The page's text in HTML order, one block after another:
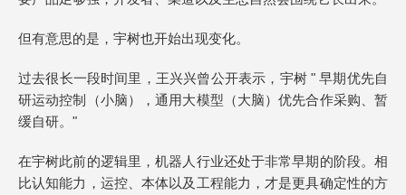
但有意思的是，宇树也开始出现变化。
过去很长一段时间里，王兴兴曾公开表示，宇树 " 早期优先自
研运动控制（小脑），通用大模型（大脑）优先合作采购、暂
缓自研。"
在宇树此前的逻辑里，机器人行业还处于非常早期的阶段。相
比认知能力，运控、本体以及工程能力，才是更具确定性的方